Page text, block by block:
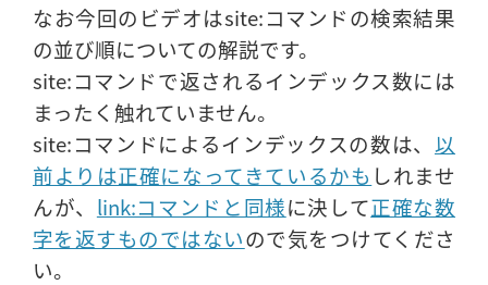
なお今回のビデオはsite:コマンドの検索結果
の並び順についての解説です。
site:コマンドで返されるインデックス数には
まったく触れていません。
site:コマンドによるインデックスの数は、 以
前よりは正確になってきているかも しれませ
んが、 link:コマンドと同様に決して正確な数
字を返すものではないので気をつけてくださ
い。